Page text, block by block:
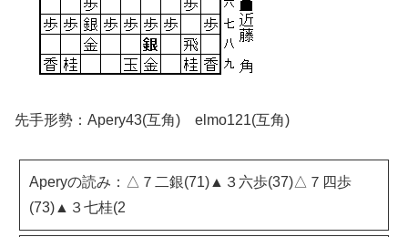
先手形勢：Apery43(互角) elmo121(互角)
Aperyの読み：△７二銀(71)▲３六歩(37)△７四歩
(73)▲３七桂(2